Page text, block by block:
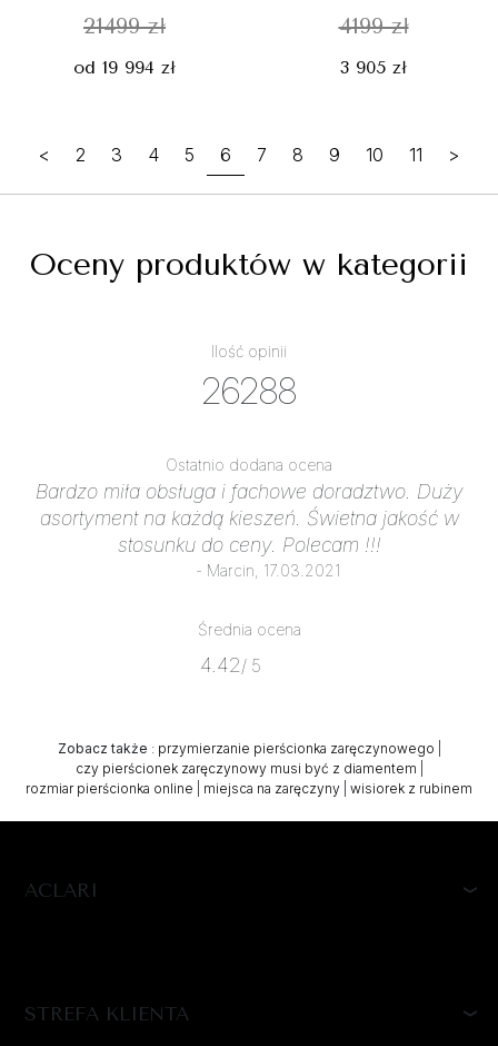
21499 zł
od 19 994 zł
4199 zł
3 905 zł
< 2 3 4 5 6 7 8 9 10 11 >
Oceny produktów w kategorii
Ilość opinii
26288
Ostatnio dodana ocena
Bardzo miła obsługa i fachowe doradztwo. Duży
asortyment na każdą kieszeń. Świetna jakość w
stosunku do ceny. Polecam !!!
- Marcin, 17.03.2021
Średnia ocena
4.42/ 5
Zobacz także : przymierzanie pierścionka zaręczynowego
czy pierścionek zaręczynowy musi być z diamentem
rozmiar pierścionka online
miejsca na zaręczyny wisiorek z rubinem
ACLARI
STREFA KLIENTA